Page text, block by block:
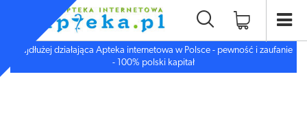
Najdłużej działająca Apteka internetowa w Polsce - pewność i zaufanie
- 100% polski kapitał